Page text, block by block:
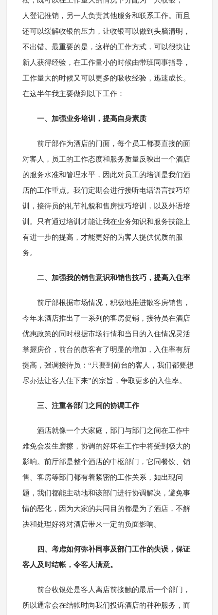
人登记推销，另一人负责其他服务和联系工作。而且
还可以缓解收银的压力，让收银可以做到头脑清明，
不出错。最重要的是，这样的工作方式，可以很快让
新人获得经验，在工作量小的时候由带班同事指导，
工作量大的时候又可以更多的吸收经验，迅速成长。
在这半年我主要做到以下工作：
一、加强业务培训，提高自身素质
前厅部作为酒店的门面，每个员工都要直接的面
对客人，员工的工作态度和服务质量反映出一个酒店
的服务水准和管理水平，因此对员工的培训是我们酒
店的工作重点。我们定期会进行接听电话语言技巧培
训，接待员的礼节礼貌和售房技巧培训，以及外语培
训。只有通过培训才能让我在业务知识和服务技能上
有进一步的提高，才能更好的为客人提供优质的服
务。
二、加强我的销售意识和销售技巧，提高入住率
前厅部根据市场情况，积极地推进散客房销售，
今年来酒店推出了一系列的客房促销，接待员在酒店
优惠政策的同时根据市场行情和当日的入住情况灵活
掌握房价，前台的散客有了明显的增加，入住率有所
提高，强调接待员：“只要到前台的客人，我们都要想
尽办法让客人住下来”的宗旨，争取更多的入住率。
三、注重各部门之间的协调工作
酒店就像一个大家庭，部门与部门之间在工作中
难免会发生磨擦，协调的好坏在工作中将受到极大的
影响。前厅部是整个酒店的中枢部门，它同餐饮、销
售、客房等部门都有着紧密的工作关系，如出现问
题，我们都能主动地和该部门进行协调解决，避免事
情的恶化，因为大家的共同目的都是为了酒店，不解
决和处理好将对酒店带来一定的负面影响。
四、考虑如何弥补同事及部门工作的失误，保证
客人及时结帐，令客人满意。
前台收银处是客人离店前接触的最后一个部门，
所以通常会在结帐时向我们投诉酒店的种种服务，而